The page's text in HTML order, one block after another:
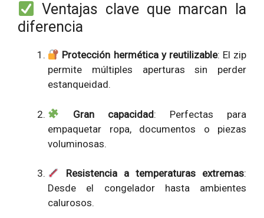
Ventajas clave que marcan la
diferencia
Protección hermética y reutilizable: El zip
permite múltiples aperturas sin perder
estanqueidad.
Gran capacidad: Perfectas para
empaquetar ropa, documentos o piezas
voluminosas.
Resistencia a temperaturas extremas:
Desde el congelador hasta ambientes
calurosos.